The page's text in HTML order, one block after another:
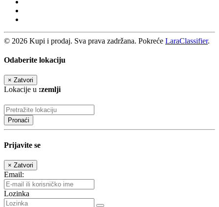
© 2026 Kupi i prodaj. Sva prava zadržana. Pokreće LaraClassifier.
Odaberite lokaciju
× Zatvori
Lokacije u :zemlji
Pronaći
Prijavite se
× Zatvori
Email:
Lozinka